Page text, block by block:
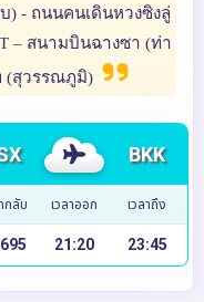
) - ถนนคนเดินหวงซิงลู่
– สนามบินฉางซา (ท่า
(สุวรรณภูมิ)
BKK
กลับ เวลาออก เวลาถึง
21:20 23:45